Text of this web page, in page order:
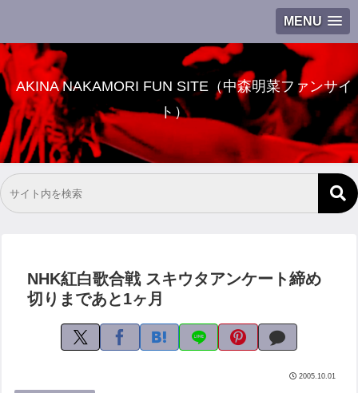
MENU
AKINA NAKAMORI FUN SITE（中森明菜ファンサイ
ト）
NHK紅白歌合戦 スキウタアンケート締め
切りまであと1ヶ月
2005.10.01